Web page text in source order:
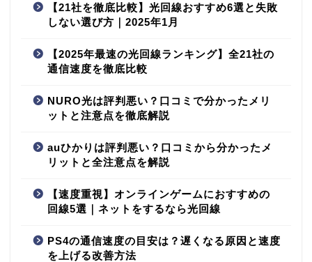
【21社を徹底比較】光回線おすすめ6選と失敗
しない選び方｜2025年1月
【2025年最速の光回線ランキング】全21社の
通信速度を徹底比較
NURO光は評判悪い？口コミで分かったメリ
ットと注意点を徹底解説
auひかりは評判悪い？口コミから分かったメ
リットと全注意点を解説
【速度重視】オンラインゲームにおすすめの
回線5選｜ネットをするなら光回線
PS4の通信速度の目安は？遅くなる原因と速度
を上げる改善方法